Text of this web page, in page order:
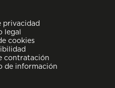
privacidad
legal
cookies
contratación
de información